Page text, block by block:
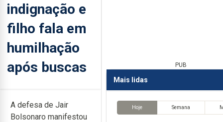
indignação e
filho fala em
humilhação
após buscas
A defesa de Jair
Bolsonaro manifestou
PUB
Mais lidas
Hoje Semana